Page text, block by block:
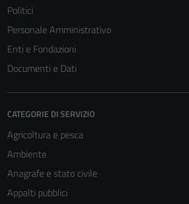
Politici
Personale Amministrativo
Enti e Fondazioni
Documenti e Dati
CATEGORIE DI SERVIZIO
Agricoltura e pesca
Ambiente
Anagrafe e stato civile
Appalti pubblici
essere